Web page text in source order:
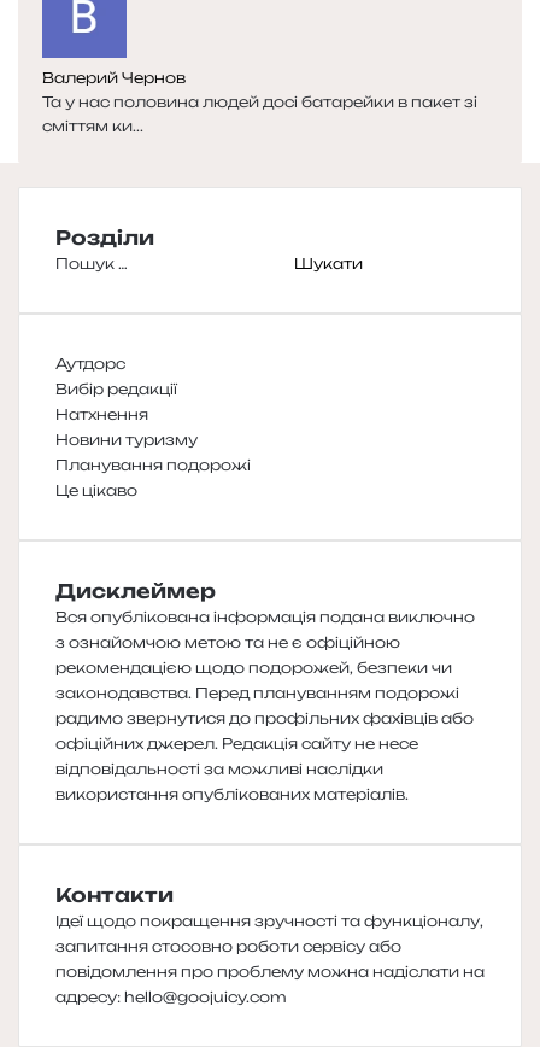
Валерий Чернов
Та у нас половина людей досі батарейки в пакет зі
сміттям ки...
Розділи
Пошук:
Аутдорс
Вибір редакції
Натхнення
Новини туризму
Планування подорожі
Це цікаво
Дисклеймер
Вся опублікована інформація подана виключно
з ознайомчою метою та не є офіційною
рекомендацією щодо подорожей, безпеки чи
законодавства. Перед плануванням подорожі
радимо звернутися до профільних фахівців або
офіційних джерел. Редакція сайту не несе
відповідальності за можливі наслідки
використання опублікованих матеріалів.
Контакти
Ідеї щодо покращення зручності та функціоналу,
запитання стосовно роботи сервісу або
повідомлення про проблему можна надіслати на
адресу: hello@goojuicy.com